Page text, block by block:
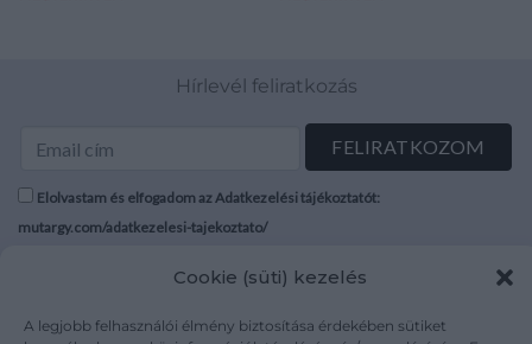
Cookie (süti) kezelés
A legjobb felhasználói élmény biztosítása érdekében sütiket
Hírlevél feliratkozás
Elolvastam és elfogadom az Adatkezelési tájékoztatót:
mutargy.com/adatkezelesi-tajekoztato/
Médiaajánlat
Áraink
ÁSZF